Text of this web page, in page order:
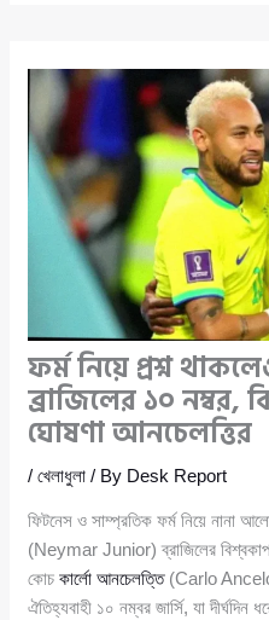
ফর্ম নিয়ে প্রশ্ন
ব্রাজিলের ১০ নম্বর,
ঘোষণা আনচেলত্তির
/খেলাধুলা / By Desk Report
ফিটনেস ও সাম্প্রতিক ফর্ম নিয়ে নানা
(Neymar Junior) ব্রাজিলের
কোচকার্লো আনচেলত্তি(Carlo
ঐতিহ্যবাহী ১০ নম্বর জার্সি, যা